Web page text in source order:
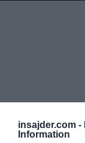
insajder.com -
Information